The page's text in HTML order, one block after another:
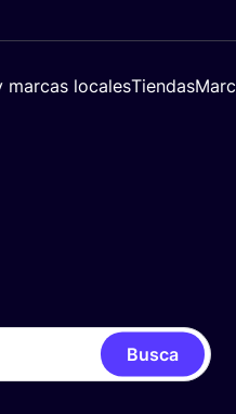
marcas localesTiendas
Busca